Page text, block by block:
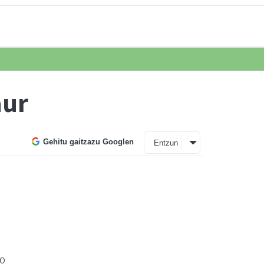
Gehitu gaitzazu Googlen Entzun